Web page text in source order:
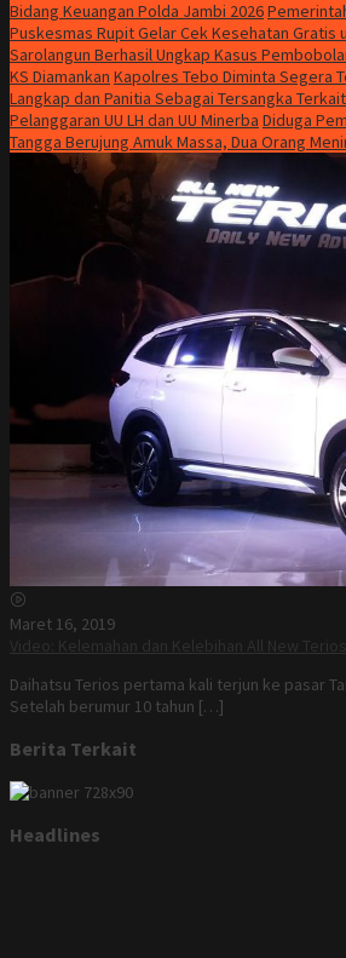
Bidang Keuangan Polda Jambi 2026
Puskesmas Rupit Gelar Cek Kesehatan Gratis
Sarolangun Berhasil Ungkap Kasus
KS Diamankan Kapolres Tebo Diminta Segera
Langkap dan Panitia Sebagai Tersangka
Pelanggaran UU LH dan UU Minerba Diduga
Tangga Berujung Amuk Massa, Dua Orang
Maret 16, 2019
Video: Kelemahan dan Kelebihan All New Terios
Daihatsu Terios pertama kali terjun ke pasar
Setelah berumur 10 tahun […]
Berita Terkait
Headlines